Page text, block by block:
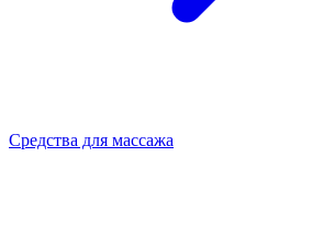
Средства для массажа